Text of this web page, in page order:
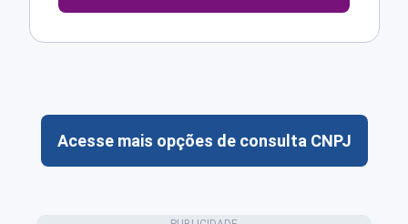
Acesse mais opções de consulta CNPJ